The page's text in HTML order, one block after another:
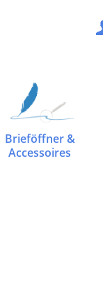
Brieföffner &
Accessoires